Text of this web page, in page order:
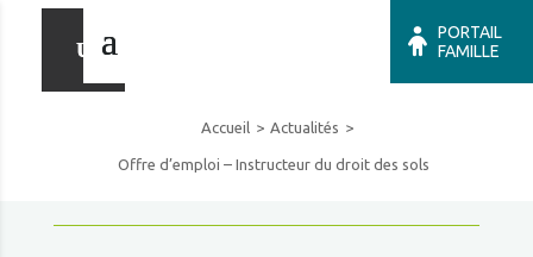
PORTAIL
FAMILLE
Accueil Actualités
Offre d’emploi – Instructeur du droit des sols